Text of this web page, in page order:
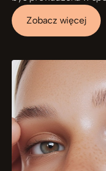
Zobacz więcej